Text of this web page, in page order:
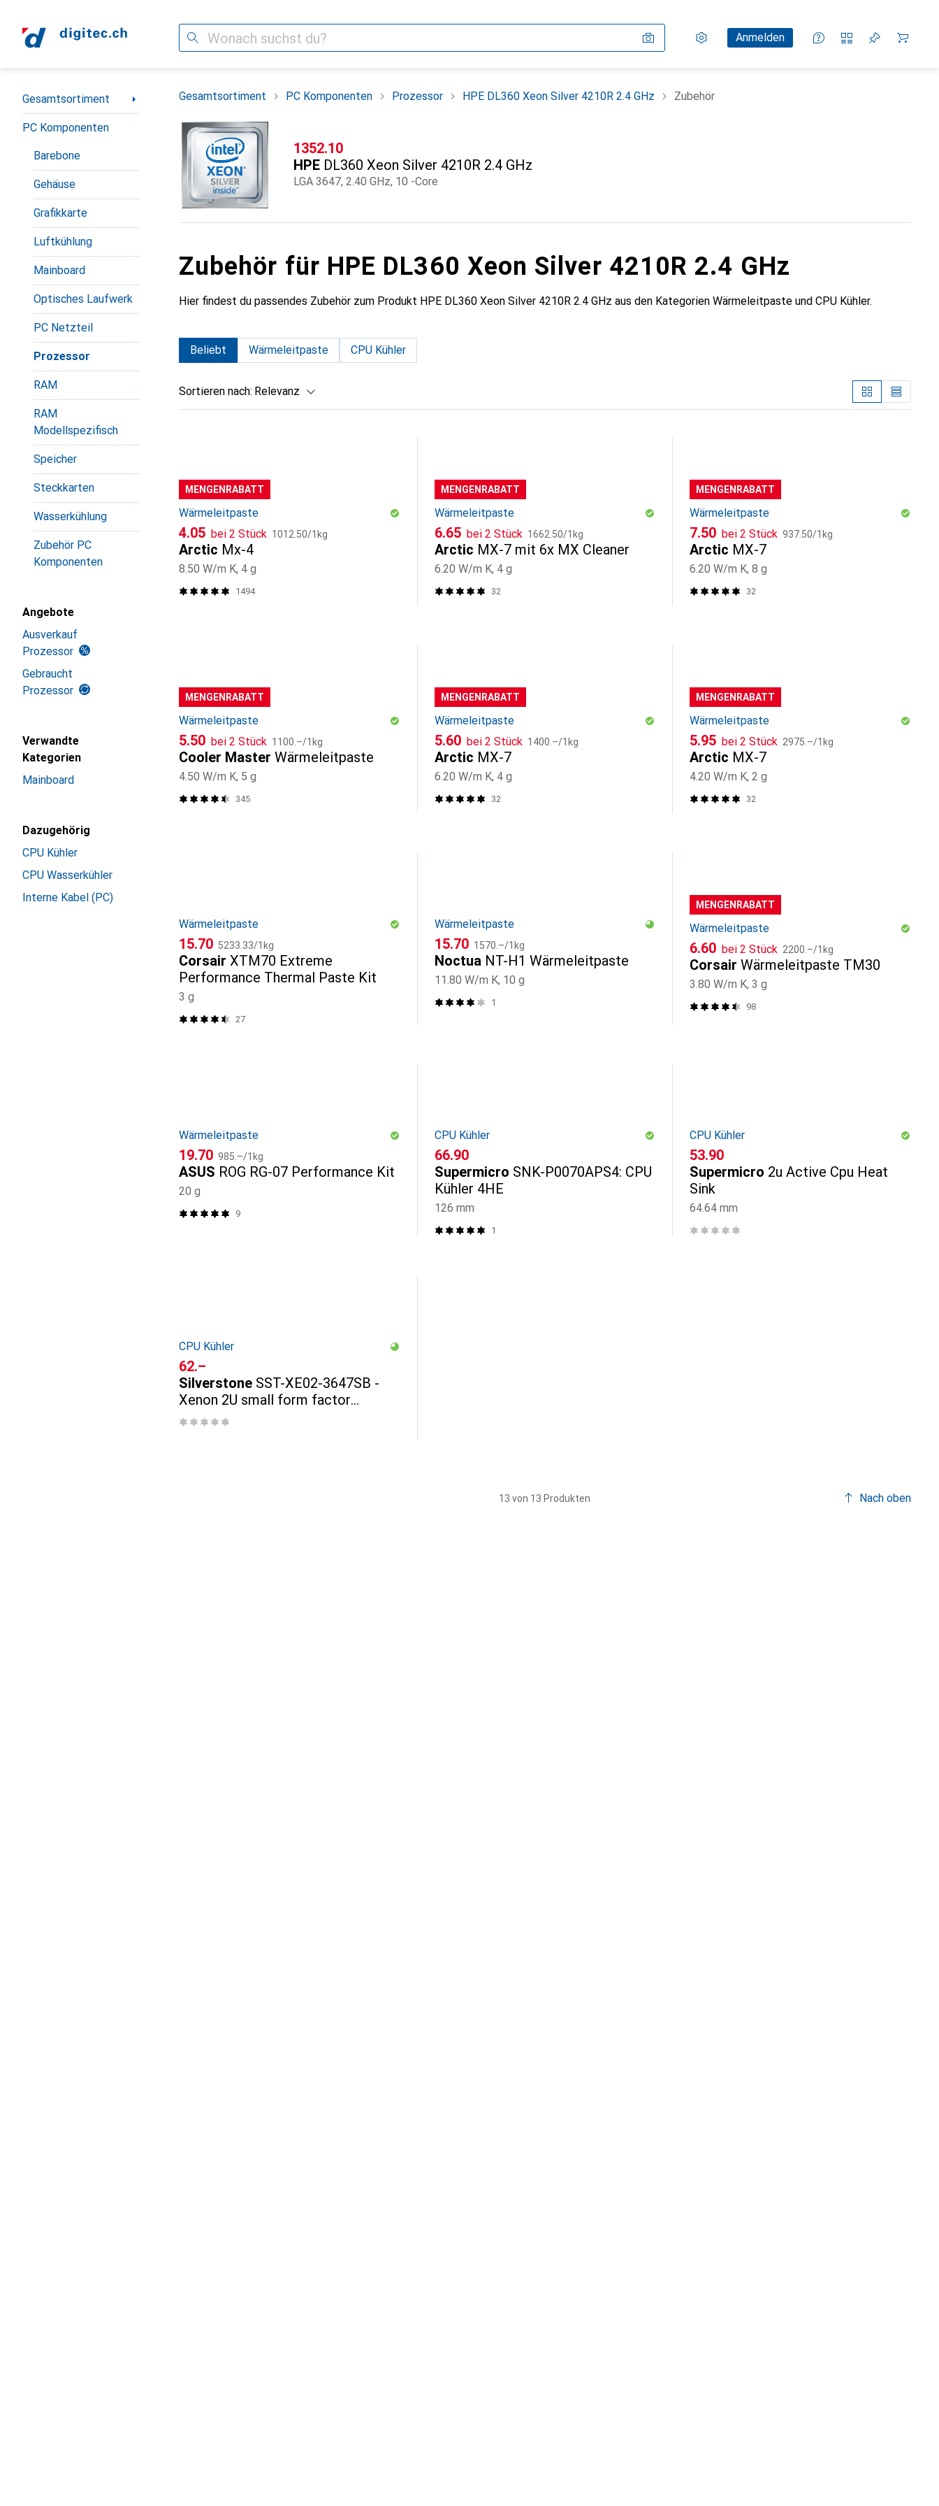
Suche Einstellungen
KundenkontoAnmelden
Vergleichslisten
Merklisten
Warenkorb
Navigation nach Kategorien
Gesamtsortiment
PC Komponenten
Barebone
Gehäuse
Grafikkarte
Luftkühlung
Mainboard
Optisches Laufwerk
PC Netzteil
Prozessor
RAM
RAM
Modellspezifisch
Speicher
Steckkarten
Wasserkühlung
Zubehör PC
Komponenten
Angebote
Ausverkauf
Prozessor
Gebraucht
Prozessor
Verwandte
Kategorien
Mainboard
Dazugehörig
CPU Kühler
CPU Wasserkühler
Interne Kabel (PC)
Gesamtsortiment PC Komponenten Prozessor HPE DL360 Xeon Silver 4210R 2.4 GHz Zubehör
CHF
1352.10
HPE DL360 Xeon Silver 4210R 2.4 GHz
LGA 3647, 2.40 GHz, 10 -Core
Zubehör für HPE DL360 Xeon Silver 4210R 2.4 GHz
Hier findest du passendes Zubehör zum Produkt HPE DL360 Xeon Silver 4210R 2.4 GHz aus den Kategorien Wärmeleitpaste und CPU Kühler.
Beliebt Wärmeleitpaste CPU Kühler
Sortieren nach: Relevanz
MENGENRABATT
Wärmeleitpaste
CHF
4.05 bei 2 Stück CHF
1012.50/1kg
Arctic Mx-4
8.50 W/m K, 4 g
1494
MENGENRABATT
Wärmeleitpaste
CHF
6.65 bei 2 Stück CHF
1662.50/1kg
Arctic MX-7 mit 6x MX Cleaner
6.20 W/m K, 4 g
32
MENGENRABATT
Wärmeleitpaste
CHF
7.50 bei 2 Stück CHF
937.50/1kg
Arctic MX-7
6.20 W/m K, 8 g
32
MENGENRABATT
Wärmeleitpaste
CHF
5.50 bei 2 Stück CHF
1100.–/1kg
Cooler Master Wärmeleitpaste
4.50 W/m K, 5 g
345
MENGENRABATT
Wärmeleitpaste
CHF
5.60 bei 2 Stück CHF
1400.–/1kg
Arctic MX-7
6.20 W/m K, 4 g
32
MENGENRABATT
Wärmeleitpaste
CHF
5.95 bei 2 Stück CHF
2975.–/1kg
Arctic MX-7
4.20 W/m K, 2 g
32
Wärmeleitpaste
CHF
15.70 CHF
5233.33/1kg
Corsair XTM70 Extreme
Performance Thermal Paste Kit
3 g
27
Wärmeleitpaste
CHF
15.70 CHF
1570.–/1kg
Noctua NT-H1 Wärmeleitpaste
11.80 W/m K, 10 g
1
MENGENRABATT
Wärmeleitpaste
CHF
6.60 bei 2 Stück CHF
2200.–/1kg
Corsair Wärmeleitpaste TM30
3.80 W/m K, 3 g
98
Wärmeleitpaste
CHF
19.70 CHF
985.–/1kg
ASUS ROG RG-07 Performance Kit
20 g
9
CPU Kühler
CHF
66.90
Supermicro SNK-P0070APS4: CPU
Kühler 4HE
126 mm
1
CPU Kühler
CHF
53.90
Supermicro 2u Active Cpu Heat
Sink
64.64 mm
CPU Kühler
CHF
62.–
Silverstone SST-XE02-3647SB -
Xenon 2U small form factor
server/workstation CPU cooler for
13 von 13 Produkten Nach oben